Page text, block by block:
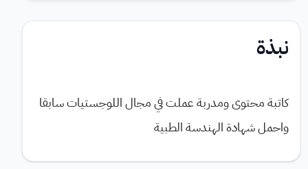
نبذة
كاتبة محتوى ومدربة عملت في مجال اللوجستيات سابقا
واحمل شهادة الهندسة الطبية